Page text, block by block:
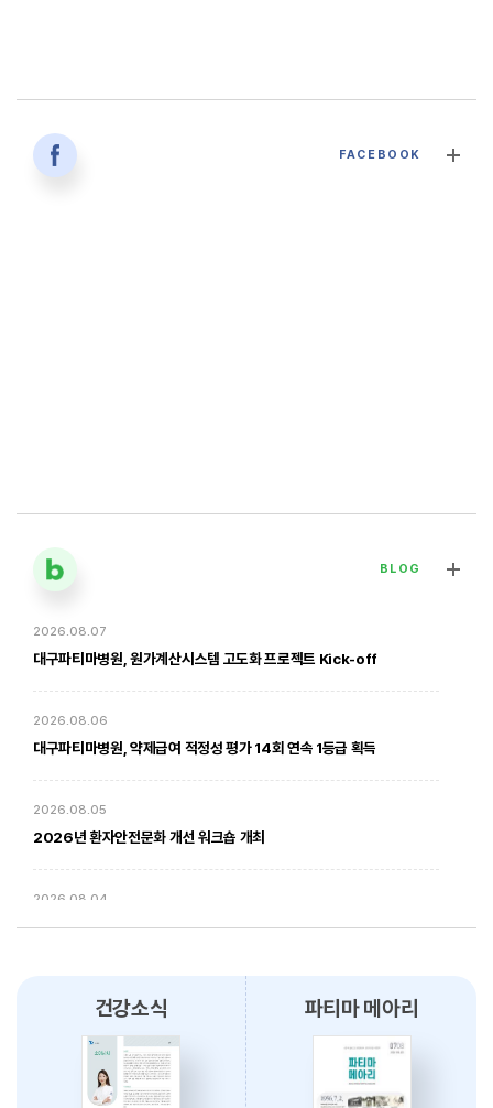
[대구파티마병원] 심장혈관흉부외과 김병호 의무원장 인터뷰 | 진료·
전문분야 이야기
2026. 01. 20
FACEBOOK
BLOG
2026.08.07
대구파티마병원, 원가계산시스템 고도화 프로젝트 Kick-off
2026.08.06
대구파티마병원, 약제급여 적정성 평가 14회 연속 1등급 획득
2026.08.05
2026년 환자안전문화 개선 워크숍 개최
2026.08.04
대구파티마병원, 동부도서관에서 '우리 아이 발달 체크리스트' 건강강좌
2026.08.03
대구파티마병원, 개원 70주년 기념 『미션, 파티마에서 빛나다』 발간
축하식 개최
건강소식 파티마 메아리